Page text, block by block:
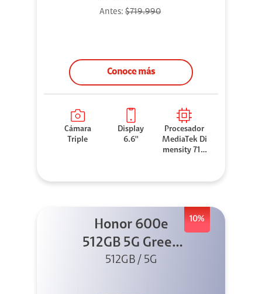
Antes: $719.990
Conoce más
Cámara
Triple
Display
6.6''
Procesador
MediaTek Di
mensity 710
10%
Honor 600e
512GB 5G Green
+ 45W
512GB / 5G